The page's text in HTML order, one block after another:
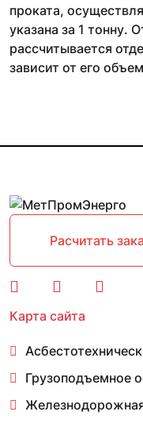
проката,
указана за 1 тонну.
рассчитывается
зависит от его
Расчитать
Карта сайта
Грузоподъемное